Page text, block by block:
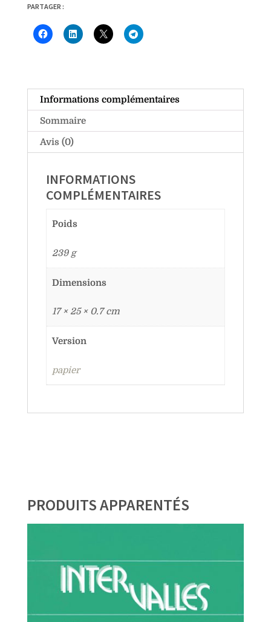
PARTAGER :
Informations complémentaires
Sommaire
Avis (0)
INFORMATIONS
COMPLÉMENTAIRES
Poids
239 g
Dimensions
17 × 25 × 0.7 cm
Version
papier
PRODUITS APPARENTÉS